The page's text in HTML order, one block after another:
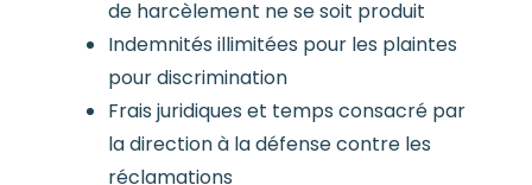
de harcèlement ne se soit produit
Indemnités illimitées pour les plaintes
pour discrimination
Frais juridiques et temps consacré par
la direction à la défense contre les
réclamations